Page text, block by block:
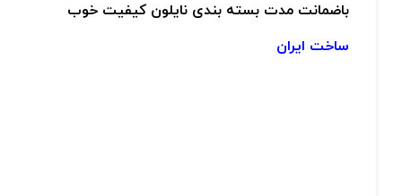
باضمانت مدت بسته بندی نایلون کیفیت خوب
ساخت ایران